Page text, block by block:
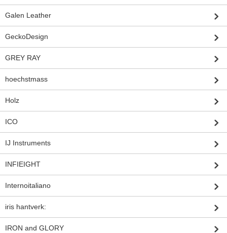
Galen Leather
GeckoDesign
GREY RAY
hoechstmass
Holz
ICO
IJ Instruments
INFIEIGHT
Internoitaliano
iris hantverk:
IRON and GLORY